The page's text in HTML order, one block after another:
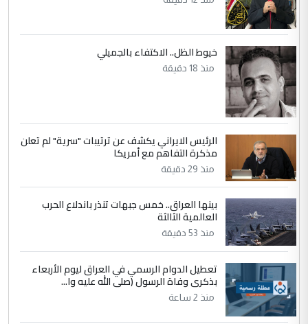
جنسية الرافد الثالث للعراق ومن اصول عريقة
ابا فرات ...
الموضوع :
الجواهري يرد على صدام حسين سل
مضجعيك يابن الزنا (نص كامل)
سردار
جنسية الرافد الثالث للعراق ومن اصول عريقة
ابا فرات ...
الموضوع :
الجواهري يرد على صدام حسين سل
مضجعيك يابن الزنا (نص كامل)
خيوط الظل.. الاكتفاء بالجميلي
منذ 18 دقيقة
الرئيس الايراني يكشف عن ترتيبات "سرية" لم تعلن
مذكرة التفاهم مع أمريكا
منذ 29 دقيقة
بينها العراق.. خمس جبهات تنذر باندلاع الحرب
العالمية الثالثة
منذ 53 دقيقة
تعطيل الدوام الرسمي في العراق ليوم الأربعاء
بذكرى وفاة الرسول (صلى الله عليه وا...
منذ 2 ساعة